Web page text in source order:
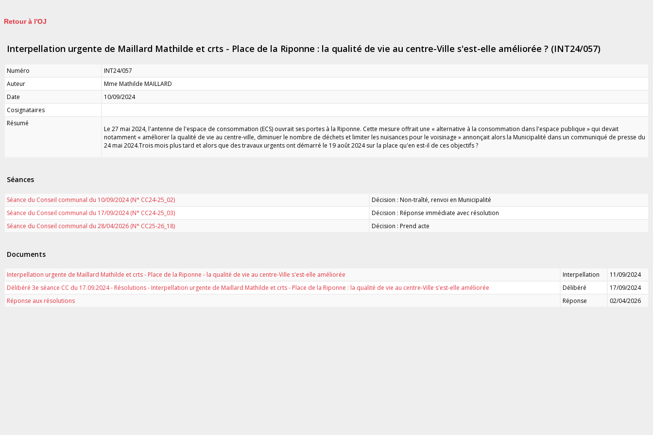
Retour à l'OJ
Interpellation urgente de Maillard Mathilde et crts - Place de la Riponne : la qualité de vie au centre-Ville s'est-elle améliorée ? (INT24/057)
Numéro
INT24/057
Auteur
Mme Mathilde MAILLARD
Date
10/09/2024
Cosignataires
Résumé
Le 27 mai 2024, l'antenne de l'espace de consommation (ECS) ouvrait ses portes à la Riponne. Cette mesure offrait une « alternative à la consommation dans l'espace publique » qui devait
notamment « améliorer la qualité de vie au centre-ville, diminuer le nombre de déchets et limiter les nuisances pour le voisinage » annonçait alors la Municipalité dans un communiqué de presse du
24 mai 2024.Trois mois plus tard et alors que des travaux urgents ont démarré le 19 août 2024 sur la place qu'en est-il de ces objectifs ?
Séances
Séance du Conseil communal du 10/09/2024 (N° CC24-25_02)
Décision : Non-traîté, renvoi en Municipalité
Séance du Conseil communal du 17/09/2024 (N° CC24-25_03)
Décision : Réponse immédiate avec résolution
Séance du Conseil communal du 28/04/2026 (N° CC25-26_18)
Décision : Prend acte
Documents
Interpellation urgente de Maillard Mathilde et crts - Place de la Riponne - la qualité de vie au centre-Ville s'est-elle améliorée Interpellation
11/09/2024
Délibéré 3e séance CC du 17.09.2024 - Résolutions - Interpellation urgente de Maillard Mathilde et crts - Place de la Riponne : la qualité de vie au centre-Ville s'est-elle améliorée
Délibéré
17/09/2024
Réponse aux résolutions
Réponse 02/04/2026